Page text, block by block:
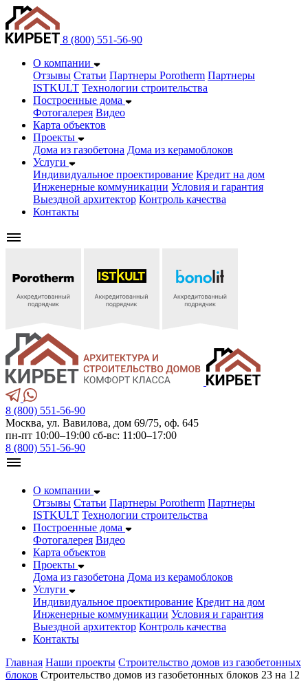
8 (800) 551-56-90
О компании
Отзывы Статьи Партнеры Porotherm Партнеры
ISTKULT Технологии строительства
Построенные дома
Фотогалерея Видео
Карта объектов
Проекты
Дома из газобетонa Дома из керамоблоков
Услуги
Индивидуальное проектирование Кредит на дом
Инженерные коммуникации Условия и гарантия
Выездной архитектор Контроль качества
Контакты
8 (800) 551-56-90
Москва, ул. Вавилова, дом 69/75, оф. 645
пн-пт 10:00–19:00 сб-вс: 11:00–17:00
8 (800) 551-56-90
О компании
Отзывы Статьи Партнеры Porotherm Партнеры
ISTKULT Технологии строительства
Построенные дома
Фотогалерея Видео
Карта объектов
Проекты
Дома из газобетонa Дома из керамоблоков
Услуги
Индивидуальное проектирование Кредит на дом
Инженерные коммуникации Условия и гарантия
Выездной архитектор Контроль качества
Контакты
Главная Наши проекты Строительство домов из газобетонных
блоков Строительство домов из газобетонных блоков 23 на 12